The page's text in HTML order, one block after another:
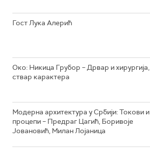
Гост Лука Алерић
Око: Никица Грубор – Дрвар и хирургија,
ствар карактера
Модерна архитектура у Србији: Токови и
процепи – Предраг Цагић, Боривоје
Јовановић, Милан Лојаница